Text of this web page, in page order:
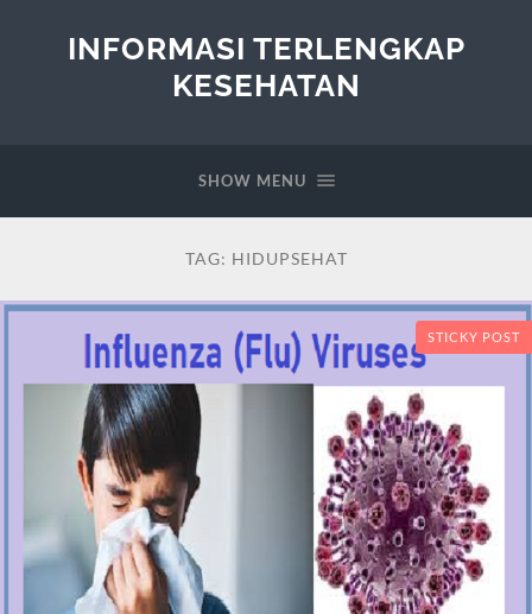
INFORMASI TERLENGKAP
KESEHATAN
SHOW MENU
TAG: HIDUPSEHAT
STICKY POST